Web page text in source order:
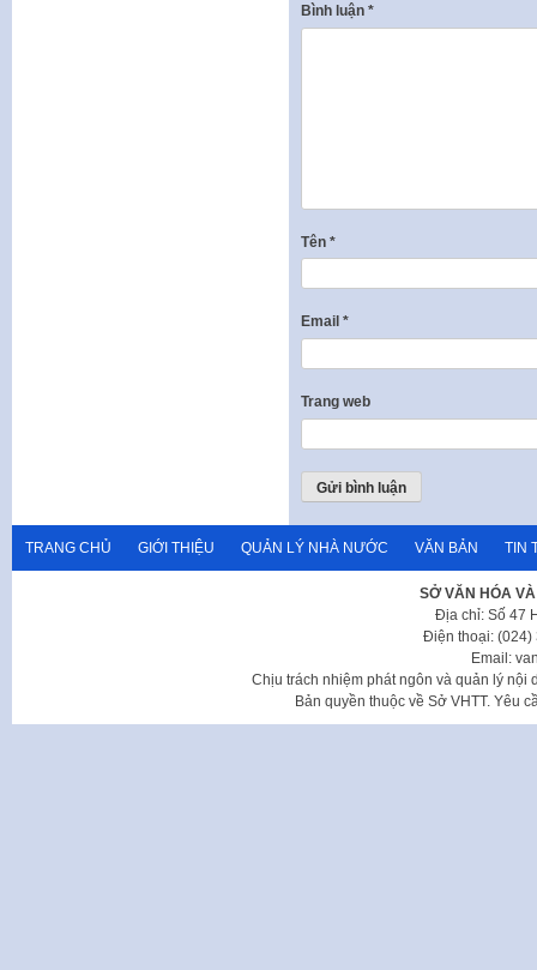
Bình luận *
Tên *
Email *
Trang web
TRANG CHỦ GIỚI THIỆU QUẢN LÝ NHÀ NƯỚC VĂN BẢN TIN
SỞ VĂN HÓA
Địa chỉ: Số 47
Điện thoại: (024)
Email:
Chịu trách nhiệm phát ngôn và quản lý nội
Bản quyền thuộc về Sở VHTT. Yêu